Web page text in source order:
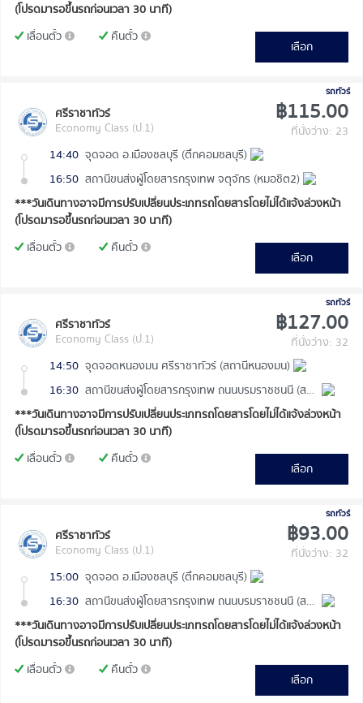
(โปรดมารอขึ้นรถก่อนเวลา 30 นาที)
เลื่อนตั๋ว
คืนตั๋ว
เลือก
รถทัวร์
ศรีราชาทัวร์
Economy Class (ป.1)
฿115.00
ที่นั่งว่าง: 23
14:40 จุดจอด อ.เมืองชลบุรี (ตึกคอมชลบุรี)
16:50 สถานีขนส่งผู้โดยสารกรุงเทพ จตุจักร (หมอชิต2)
***วันเดินทางอาจมีการปรับเปลี่ยนประเภทรถโดยสารโดยไม่ได้แจ้งล่วงหน้า
(โปรดมารอขึ้นรถก่อนเวลา 30 นาที)
เลื่อนตั๋ว
คืนตั๋ว
เลือก
รถทัวร์
ศรีราชาทัวร์
Economy Class (ป.1)
฿127.00
ที่นั่งว่าง: 32
14:50 จุดจอดหนองมน ศรีราชาทัวร์ (สถานีหนองมน)
16:30
สถานีขนส่งผู้โดยสารกรุงเทพ ถนนบรมราชชนนี (สายใต้ใหม่)
***วันเดินทางอาจมีการปรับเปลี่ยนประเภทรถโดยสารโดยไม่ได้แจ้งล่วงหน้า
(โปรดมารอขึ้นรถก่อนเวลา 30 นาที)
เลื่อนตั๋ว
คืนตั๋ว
เลือก
รถทัวร์
ศรีราชาทัวร์
Economy Class (ป.1)
฿93.00
ที่นั่งว่าง: 32
15:00 จุดจอด อ.เมืองชลบุรี (ตึกคอมชลบุรี)
16:30
สถานีขนส่งผู้โดยสารกรุงเทพ ถนนบรมราชชนนี (สายใต้ใหม่)
***วันเดินทางอาจมีการปรับเปลี่ยนประเภทรถโดยสารโดยไม่ได้แจ้งล่วงหน้า
(โปรดมารอขึ้นรถก่อนเวลา 30 นาที)
เลื่อนตั๋ว
คืนตั๋ว
เลือก